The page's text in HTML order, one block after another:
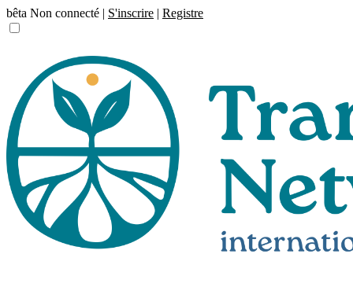
bêta Non connecté | S'inscrire | Registre